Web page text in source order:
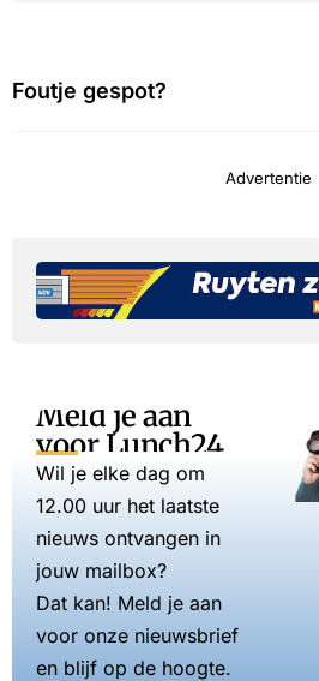
Foutje gespot?
Advertentie
Meld je aan
voor Lunch24
Wil je elke dag om
12.00 uur het laatste
nieuws ontvangen in
jouw mailbox?
Dat kan! Meld je aan
voor onze nieuwsbrief
en blijf op de hoogte.